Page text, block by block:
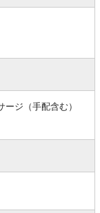
ジ（手配含む）